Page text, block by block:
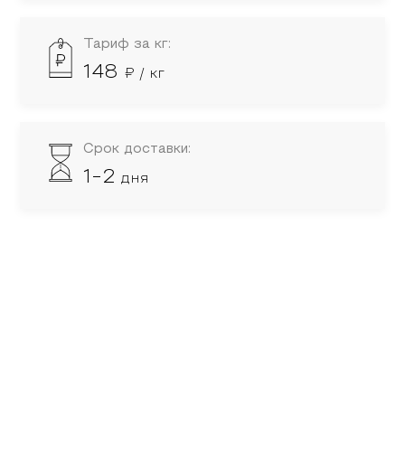
Тариф за кг:
148 ₽ / кг
Срок доставки:
1-2дня